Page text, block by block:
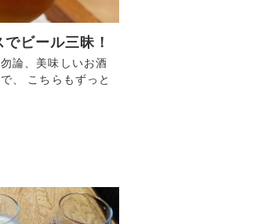
ビール三昧！
論、美味しいお酒
、 こちらもずっと